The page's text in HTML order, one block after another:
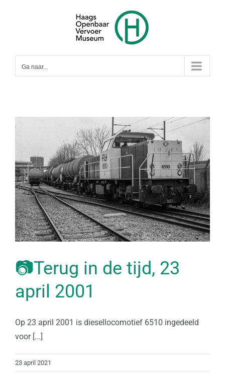
Ga naar...
📷Terug in de tijd, 23
april 2001
Op 23 april 2001 is diesellocomotief 6510 ingedeeld
voor [...]
23 april 2021